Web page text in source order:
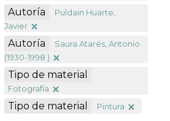
Autoría
Puldain Huarte,
Javier
Autoría
Saura Atarés, Antonio
(1930-1998 )
Tipo de material
Fotografía
Tipo de material Pintura